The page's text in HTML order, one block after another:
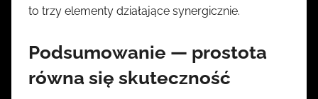
to trzy elementy działające synergicznie.
Podsumowanie — prostota
równa się skuteczność